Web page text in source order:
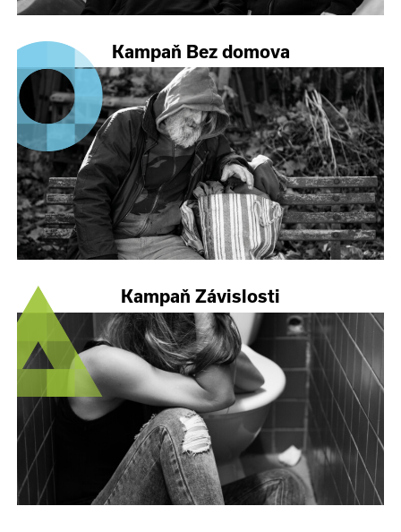
Kampaň Bez domova
Kampaň Závislosti